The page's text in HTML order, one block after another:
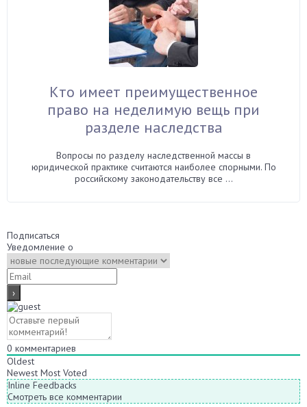
Кто имеет преимущественное
право на неделимую вещь при
разделе наследства
Вопросы по разделу наследственной массы в
юридической практике считаются наиболее спорными. По
российскому законодательству все ...
Подписаться
Уведомление о
0 комментариев
Oldest
Newest Most Voted
Inline Feedbacks
Смотреть все комментарии